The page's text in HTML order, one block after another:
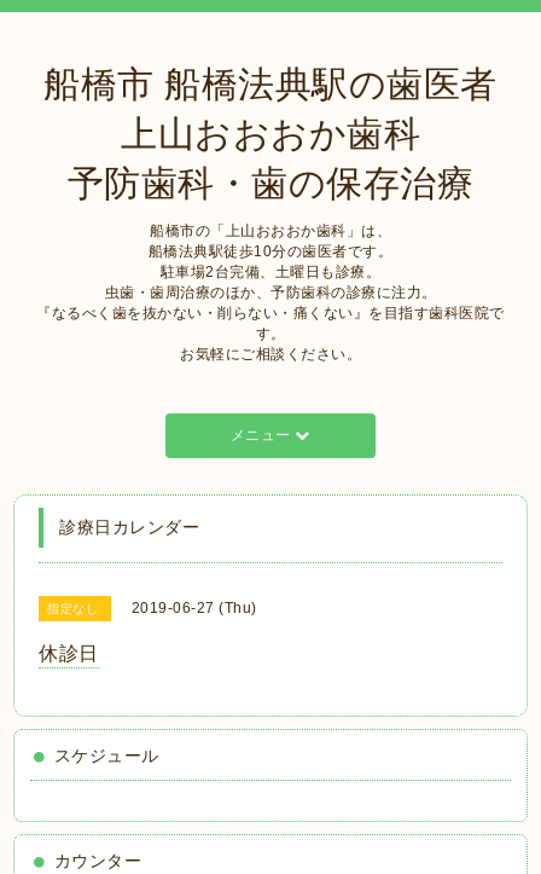
船橋市 船橋法典駅の歯医者
上山おおおか歯科
予防歯科・歯の保存治療
船橋市の「上山おおおか歯科」は、
船橋法典駅徒歩10分の歯医者です。
駐車場2台完備、土曜日も診療。
虫歯・歯周治療のほか、予防歯科の診療に注力。
『なるべく歯を抜かない・削らない・痛くない』を目指す歯科医院で
す。
お気軽にご相談ください。
メニュー
診療日カレンダー
指定なし 2019-06-27 (Thu)
休診日
スケジュール
カウンター